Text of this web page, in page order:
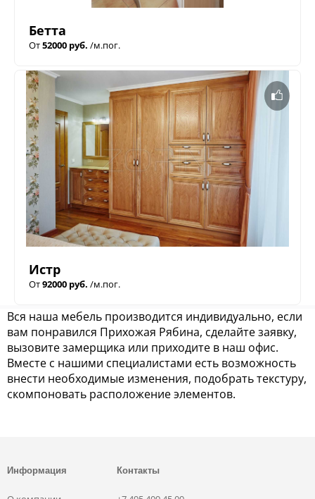
Бетта
От52000 руб. /м.пог.
Истр
От92000 руб. /м.пог.
Вся наша мебель производится индивидуально, если
вам понравился Прихожая Рябина, сделайте заявку,
вызовите замерщика или приходите в наш офис.
Вместе с нашими специалистами есть возможность
внести необходимые изменения, подобрать текстуру,
скомпоновать расположение элементов.
Информация Контакты